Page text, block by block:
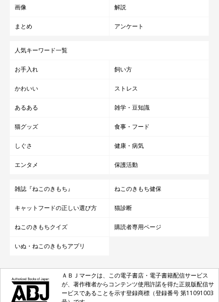
画像 解説
まとめ アンケート
人気キーワード一覧
お手入れ 飼い方
かわいい ストレス
あるある 雑学・豆知識
猫グッズ 食事・フード
しぐさ 健康・病気
エンタメ 保護活動
雑誌『ねこのきもち』 ねこのきもち健保
キャットフードの正しい選び方 猫診断
ねこのきもちクイズ 購読者専用ページ
いぬ・ねこのきもちアプリ
ＡＢＪマークは、この電子書店・電子書籍配信サービス
が、著作権者からコンテンツ使用許諾を得た正規版配信サ
ービスであることを示す登録商標（登録番号 第11091003